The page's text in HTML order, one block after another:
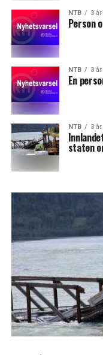
NTB 3
Person
NTB 3
En
NTB 3
staten